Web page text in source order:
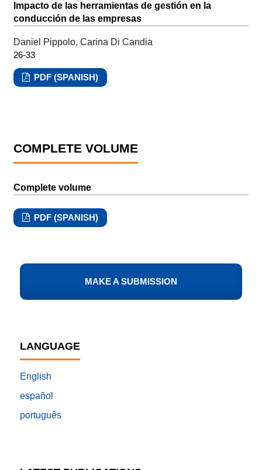
Impacto de las herramientas de gestión en la
conducción de las empresas
Daniel Pippolo, Carina Di Candia
26-33
PDF (SPANISH)
COMPLETE VOLUME
Complete volume
PDF (SPANISH)
LANGUAGE
English
español
português
MAKE A SUBMISSION